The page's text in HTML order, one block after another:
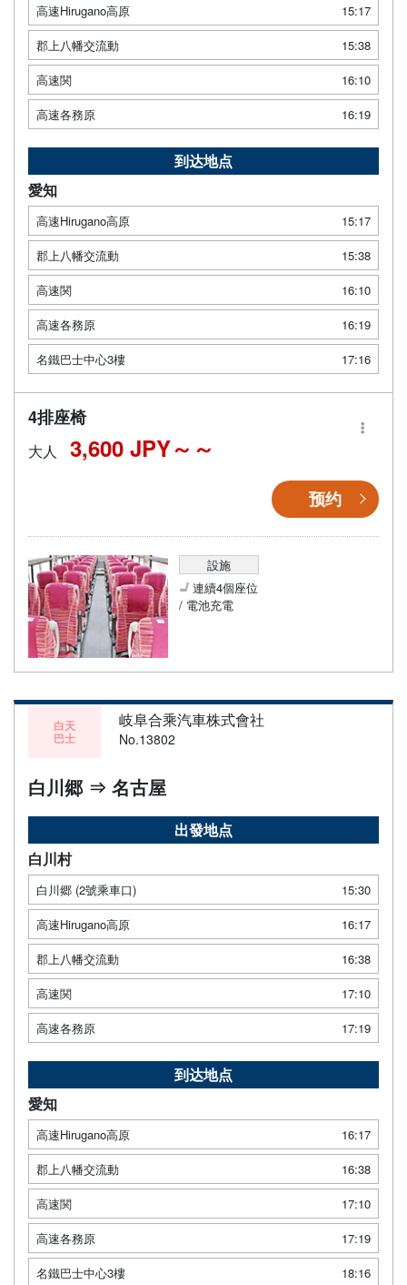
高速Hirugano高原
15:17
郡上八幡交流動
15:38
高速関
16:10
高速各務原
16:19
到达地点
愛知
高速Hirugano高原
15:17
郡上八幡交流動
15:38
高速関
16:10
高速各務原
16:19
名鐵巴士中心3樓
17:16
4排座椅
大人 3,600 JPY～
预约
設施
連續4個座位
/ 電池充電
白天
巴士
岐阜合乘汽車株式會社
No.13802
白川郷 ⇒ 名古屋
出發地点
白川村
白川郷 (2號乘車口)
15:30
高速Hirugano高原
16:17
郡上八幡交流動
16:38
高速関
17:10
高速各務原
17:19
到达地点
愛知
高速Hirugano高原
16:17
郡上八幡交流動
16:38
高速関
17:10
高速各務原
17:19
名鐵巴士中心3樓
18:16